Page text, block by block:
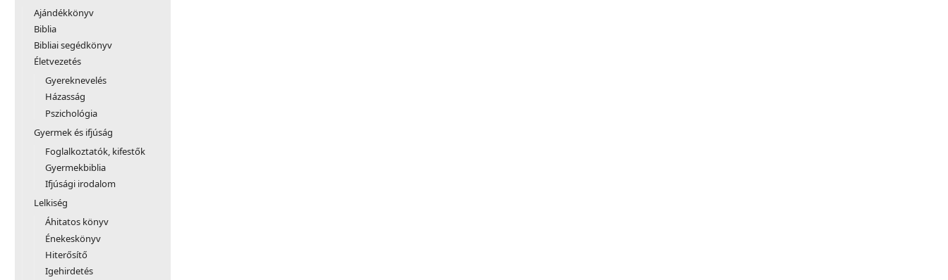
Ajándékkönyv
Biblia
Bibliai segédkönyv
Életvezetés
Gyereknevelés
Házasság
Pszichológia
Gyermek és ifjúság
Foglalkoztatók, kifestők
Gyermekbiblia
Ifjúsági irodalom
Lelkiség
Áhitatos könyv
Énekeskönyv
Hiterősítő
Igehirdetés